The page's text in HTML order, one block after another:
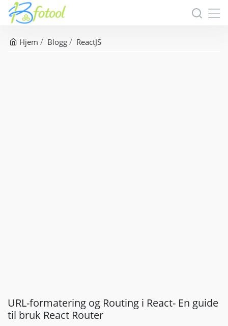
Hjem Blogg ReactJS
URL-formatering og Routing i React- En guide
til bruk React Router